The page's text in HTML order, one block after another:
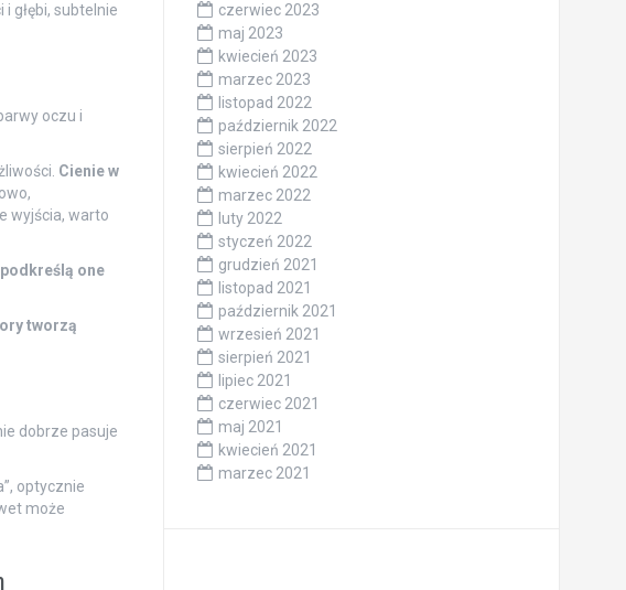
głębi, subtelnie
oczu i
Cienie w
wyjścia, warto
one
tworzą
dobrze pasuje
optycznie
może
czerwiec 2023
maj 2023
kwiecień 2023
marzec 2023
listopad 2022
październik 2022
sierpień 2022
kwiecień 2022
marzec 2022
luty 2022
styczeń 2022
grudzień 2021
listopad 2021
październik 2021
wrzesień 2021
sierpień 2021
lipiec 2021
czerwiec 2021
maj 2021
kwiecień 2021
marzec 2021